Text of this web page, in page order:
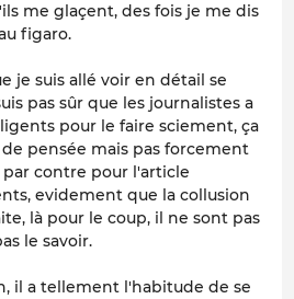
me glaçent, des fois je me dis
figaro.
je suis allé voir en détail se
pas sûr que les journalistes a
pour le faire sciement, ça
pensée mais pas forcement
contre pour l'article
evidement que la collusion
là pour le coup, il ne sont pas
le savoir.
il a tellement l'habitude de se